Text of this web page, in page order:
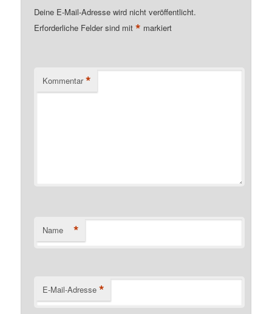
Deine E-Mail-Adresse wird nicht veröffentlicht.
Erforderliche Felder sind mit* markiert
Kommentar *
Name *
E-Mail-Adresse *